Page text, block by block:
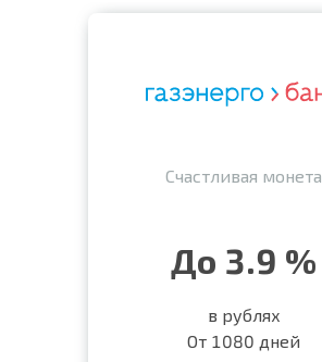
Счастливая монета
До 3.9 %
в рублях
От 1080 дней